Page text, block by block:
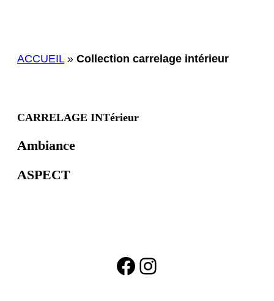
ACCUEIL» Collection carrelage intérieur
CARRELAGE INTérieur
Ambiance
ASPECT
Facebook
Instagram